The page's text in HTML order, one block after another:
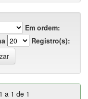
Em ordem:
Registro(s):
a 1 de 1